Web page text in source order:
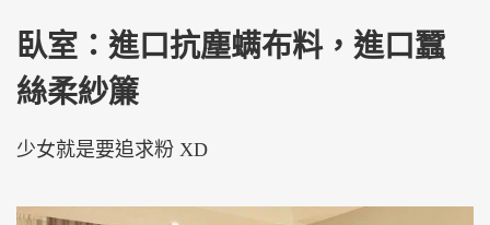
臥室：進口抗塵螨布料，進口蠶
絲柔紗簾
少女就是要追求粉 XD